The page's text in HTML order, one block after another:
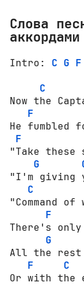
Слова
аккордами
Intro: C G F
C
Now the
F
He fumbled
F
"Take
G
"I'm giving
C
"Command
F
There's only
G
All the rest
F
C
Or with the